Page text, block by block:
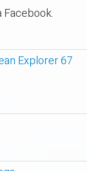
Facebook.
Explorer 67